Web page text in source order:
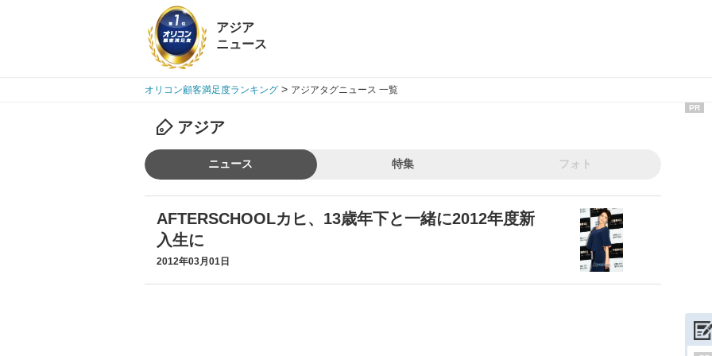
アジア
ニュース
オリコン顧客満足度ランキング > アジアタグニュース 一覧
アジア
ニュース 特集 フォト
AFTERSCHOOLカヒ、13歳年下と一緒に2012年度新
入生に
2012年03月01日
PR